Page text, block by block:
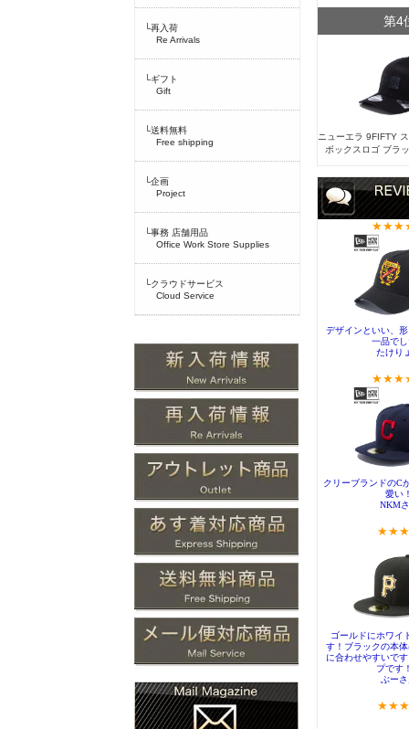
└再入荷
Re Arrivals
└ギフト
Gift
└送料無料
Free shipping
└企画
Project
└事務 店舗用品
Office Work Store Supplies
└クラウドサービス
Cloud Service
第4
ニューエラ 9FIFTY
ボックスロゴ ブラ